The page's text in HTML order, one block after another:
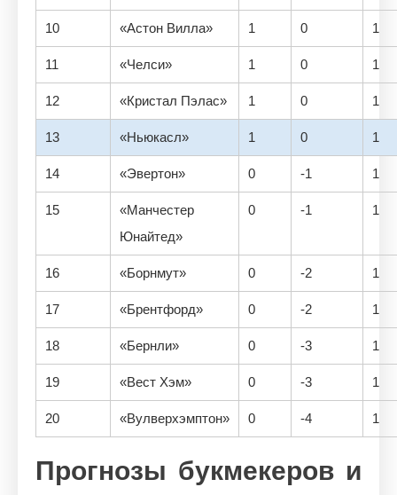
10 «Астон Вилла» 1 0 1
11 «Челси» 1 0 1
12 «Кристал Пэлас» 1 0 1
13 «Ньюкасл» 1 0 1
14 «Эвертон» 0 -1 1
15
«Манчестер
Юнайтед»
0 -1 1
16 «Борнмут» 0 -2 1
17 «Брентфорд» 0 -2 1
18 «Бернли» 0 -3 1
19 «Вест Хэм» 0 -3 1
20 «Вулверхэмптон» 0 -4 1
Прогнозы букмекеров и